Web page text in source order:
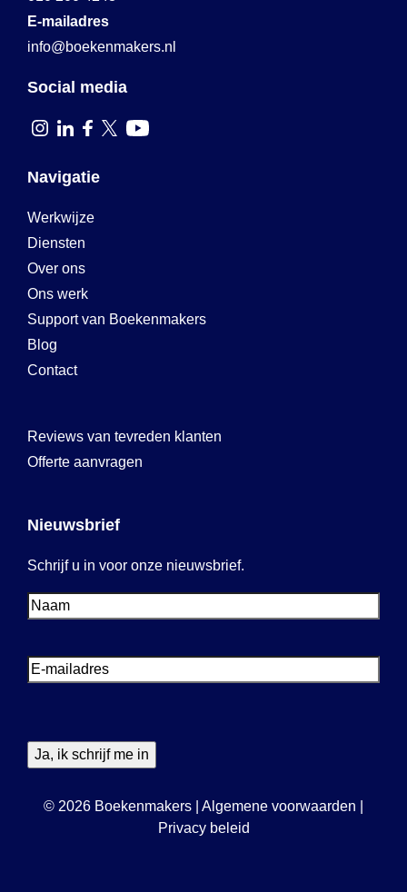
E-mailadres
info@boekenmakers.nl
Social media
Navigatie
Werkwijze
Diensten
Over ons
Ons werk
Support van Boekenmakers
Blog
Contact
Reviews van tevreden klanten
Offerte aanvragen
Nieuwsbrief
Schrijf u in voor onze nieuwsbrief.
Voornaam
E-
mailadres
© 2026 Boekenmakers Algemene voorwaarden
Privacy beleid